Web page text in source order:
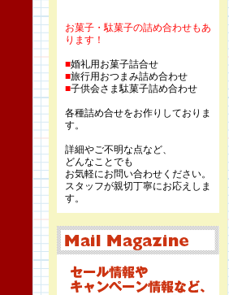
お菓子・駄菓子の詰め合わせもあ
ります！
■婚礼用お菓子詰合せ
■旅行用おつまみ詰め合わせ
■子供会さま駄菓子詰め合わせ
各種詰め合せをお作りしておりま
す。
詳細やご不明な点など、
どんなことでも
お気軽にお問い合わせください。
スタッフが親切丁寧にお応えしま
す。